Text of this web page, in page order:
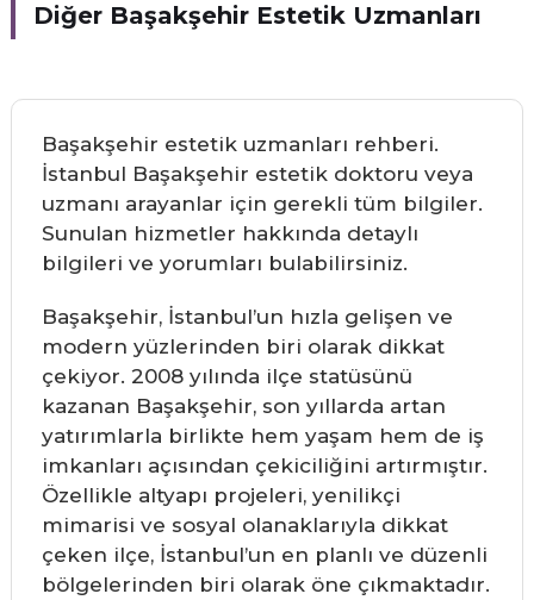
Diğer Başakşehir Estetik Uzmanları
Başakşehir estetik uzmanları rehberi.
İstanbul Başakşehir estetik doktoru veya
uzmanı arayanlar için gerekli tüm bilgiler.
Sunulan hizmetler hakkında detaylı
bilgileri ve yorumları bulabilirsiniz.
Başakşehir, İstanbul’un hızla gelişen ve
modern yüzlerinden biri olarak dikkat
çekiyor. 2008 yılında ilçe statüsünü
kazanan Başakşehir, son yıllarda artan
yatırımlarla birlikte hem yaşam hem de iş
imkanları açısından çekiciliğini artırmıştır.
Özellikle altyapı projeleri, yenilikçi
mimarisi ve sosyal olanaklarıyla dikkat
çeken ilçe, İstanbul’un en planlı ve düzenli
bölgelerinden biri olarak öne çıkmaktadır.